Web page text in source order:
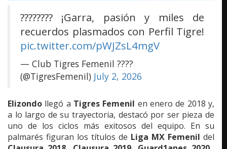
???????? ¡Garra, pasión y miles de
recuerdos plasmados con Perfil Tigre!
pic.twitter.com/pWJZsL4mgV
— Club Tigres Femenil ????
(@TigresFemenil) July 2, 2026
Elizondo llegó a Tigres Femenil en enero de 2018 y,
a lo largo de su trayectoria, destacó por ser pieza de
uno de los ciclos más exitosos del equipo. En su
palmarés figuran los títulos de Liga MX Femenil del